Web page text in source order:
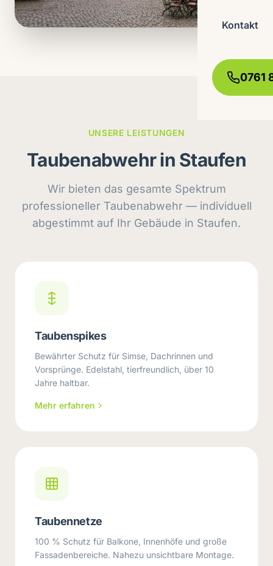
Kontakt
0761
UNSERE LEISTUNGEN
Taubenabwehr in Staufen
Wir bieten das gesamte Spektrum
professioneller Taubenabwehr — individuell
abgestimmt auf Ihr Gebäude in Staufen.
Taubenspikes
Bewährter Schutz für Simse, Dachrinnen und
Vorsprünge. Edelstahl, tierfreundlich, über 10
Jahre haltbar.
Mehr erfahren
Taubennetze
100 % Schutz für Balkone, Innenhöfe und große
Fassadenbereiche. Nahezu unsichtbare Montage.